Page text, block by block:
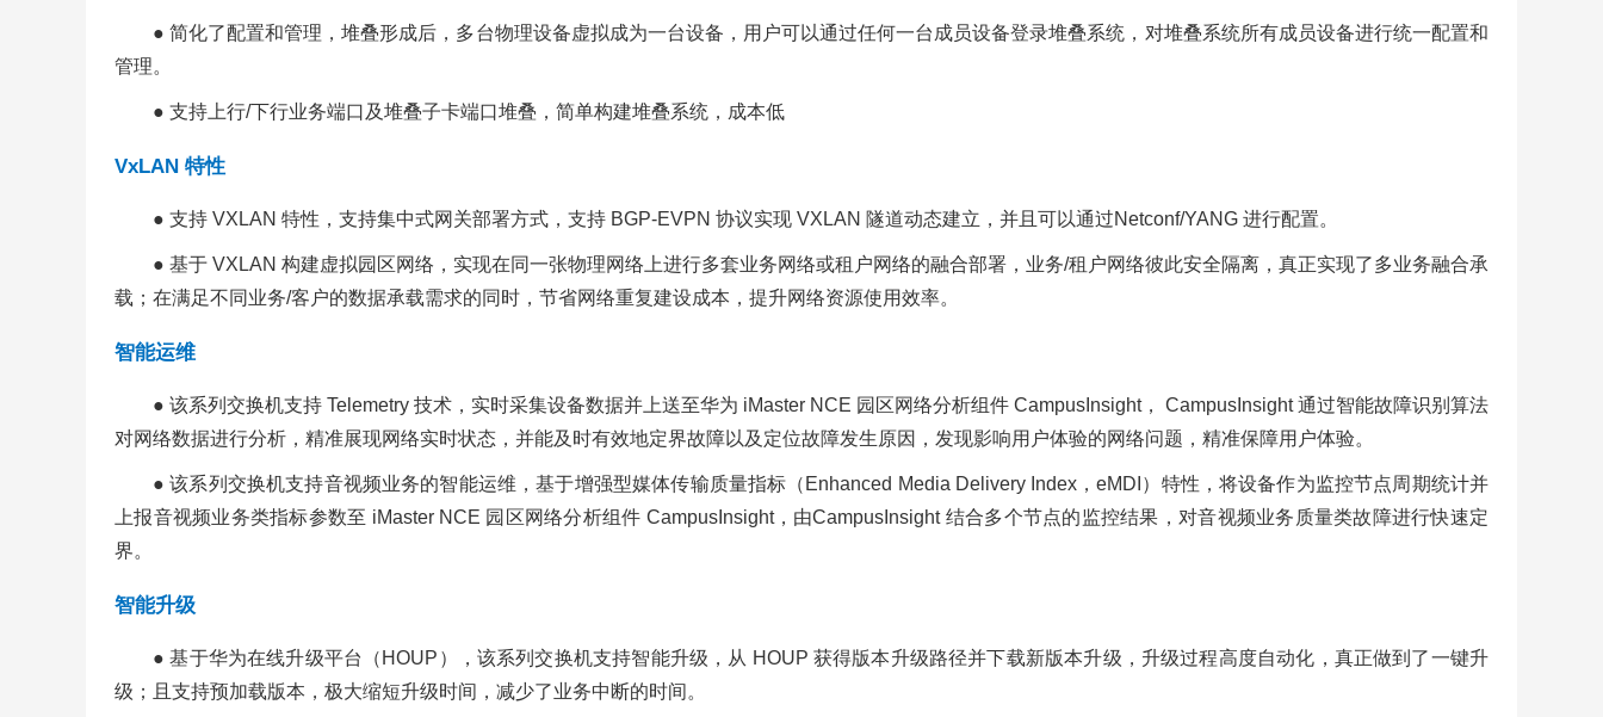
● 简化了配置和管理，堆叠形成后，多台物理设备虚拟成为一台设备，用户可以通过任何一台成员设备登录堆叠系统，对堆叠系统所有成员设备进行统一配置和
管理。
● 支持上行/下行业务端口及堆叠子卡端口堆叠，简单构建堆叠系统，成本低
VxLAN 特性
● 支持 VXLAN 特性，支持集中式网关部署方式，支持 BGP-EVPN 协议实现 VXLAN 隧道动态建立，并且可以通过Netconf/YANG 进行配置。
● 基于 VXLAN 构建虚拟园区网络，实现在同一张物理网络上进行多套业务网络或租户网络的融合部署，业务/租户网络彼此安全隔离，真正实现了多业务融合承
载；在满足不同业务/客户的数据承载需求的同时，节省网络重复建设成本，提升网络资源使用效率。
智能运维
● 该系列交换机支持 Telemetry 技术，实时采集设备数据并上送至华为 iMaster NCE 园区网络分析组件 CampusInsight， CampusInsight 通过智能故障识别算法
对网络数据进行分析，精准展现网络实时状态，并能及时有效地定界故障以及定位故障发生原因，发现影响用户体验的网络问题，精准保障用户体验。
● 该系列交换机支持音视频业务的智能运维，基于增强型媒体传输质量指标（Enhanced Media Delivery Index，eMDI）特性，将设备作为监控节点周期统计并
上报音视频业务类指标参数至 iMaster NCE 园区网络分析组件 CampusInsight，由CampusInsight 结合多个节点的监控结果，对音视频业务质量类故障进行快速定
界。
智能升级
● 基于华为在线升级平台（HOUP），该系列交换机支持智能升级，从 HOUP 获得版本升级路径并下载新版本升级，升级过程高度自动化，真正做到了一键升
级；且支持预加载版本，极大缩短升级时间，减少了业务中断的时间。